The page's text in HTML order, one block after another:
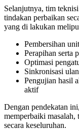
Selanjutnya, tim
tindakan perbaikan
yang di lakukan
Pembersihan
Perapihan serta
Optimasi
Sinkronisasi
Pengujian hasil
aktif
Dengan pendekatan
memperbaiki masalah,
secara keseluruhan.